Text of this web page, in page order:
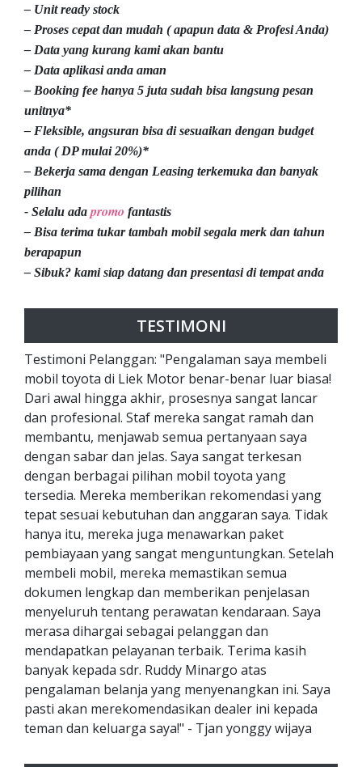
– Unit ready stock
– Proses cepat dan mudah ( apapun data & Profesi Anda)
– Data yang kurang kami akan bantu
– Data aplikasi anda aman
– Booking fee hanya 5 juta sudah bisa langsung pesan
unitnya*
– Fleksible, angsuran bisa di sesuaikan dengan budget
anda ( DP mulai 20%)*
– Bekerja sama dengan Leasing terkemuka dan banyak
pilihan
- Selalu ada promo fantastis
– Bisa terima tukar tambah mobil segala merk dan tahun
berapapun
– Sibuk? kami siap datang dan presentasi di tempat anda
TESTIMONI
Testimoni Pelanggan: "Pengalaman saya membeli
mobil toyota di Liek Motor benar-benar luar biasa!
Dari awal hingga akhir, prosesnya sangat lancar
dan profesional. Staf mereka sangat ramah dan
membantu, menjawab semua pertanyaan saya
dengan sabar dan jelas. Saya sangat terkesan
dengan berbagai pilihan mobil toyota yang
tersedia. Mereka memberikan rekomendasi yang
tepat sesuai kebutuhan dan anggaran saya. Tidak
hanya itu, mereka juga menawarkan paket
pembiayaan yang sangat menguntungkan. Setelah
membeli mobil, mereka memastikan semua
dokumen lengkap dan memberikan penjelasan
menyeluruh tentang perawatan kendaraan. Saya
merasa dihargai sebagai pelanggan dan
mendapatkan pelayanan terbaik. Terima kasih
banyak kepada sdr. Ruddy Minargo atas
pengalaman belanja yang menyenangkan ini. Saya
pasti akan merekomendasikan dealer ini kepada
teman dan keluarga saya!" - Tjan yonggy wijaya